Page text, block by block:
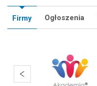
Firmy Ogłoszenia